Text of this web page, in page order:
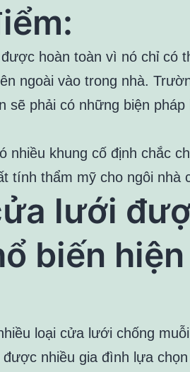
hoàn toàn vì nó chỉ có
ngoài vào trong nhà.
sẽ phải có những biện pháp
nhiều khung cố định chắc
tính thẩm mỹ cho ngôi nhà
lưới
biến hiện
loại cửa lưới chống
nhiều gia đình lựa chọn